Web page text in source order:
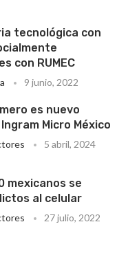
tecnológica con
con RUMEC
9 junio, 2022
es nuevo
Micro México
5 abril, 2024
mexicanos se
al celular
27 julio, 2022